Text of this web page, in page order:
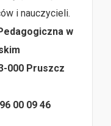
i nauczycieli.
w
000 Pruszcz
00 09 46